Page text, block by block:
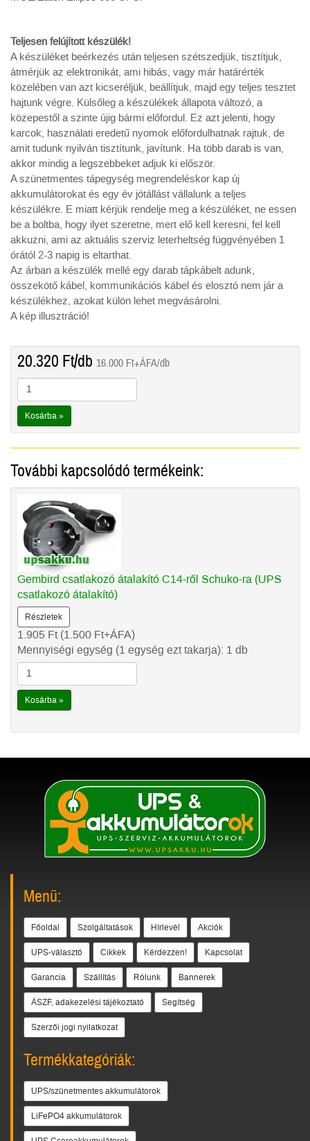
Teljesen felújított készülék!
A készüléket beérkezés után teljesen szétszedjük, tisztítjuk,
átmérjük az elektronikát, ami hibás, vagy már határérték
közelében van azt kicseréljük, beállítjuk, majd egy teljes tesztet
hajtunk végre. Külsőleg a készülékek állapota változó, a
közepestől a szinte újig bármi előfordul. Ez azt jelenti, hogy
karcok, használati eredetű nyomok előfordulhatnak rajtuk, de
amit tudunk nyilván tisztítunk, javítunk. Ha több darab is van,
akkor mindig a legszebbeket adjuk ki először.
A szünetmentes tápegység megrendeléskor kap új
akkumulátorokat és egy év jótállást vállalunk a teljes
készülékre. E miatt kérjük rendelje meg a készüléket, ne essen
be a boltba, hogy ilyet szeretne, mert elő kell keresni, fel kell
akkuzni, ami az aktuális szerviz leterheltség függvényében 1
órától 2-3 napig is eltarthat.
Az árban a készülék mellé egy darab tápkábelt adunk,
összekötő kábel, kommunikációs kábel és elosztó nem jár a
készülékhez, azokat külön lehet megvásárolni.
A kép illusztráció!
20.320 Ft/db 16.000 Ft+ÁFA/db
Kosárba »
További kapcsolódó termékeink:
Gembird csatlakozó átalakító C14-ről Schuko-ra (UPS
csatlakozó átalakító)
Részletek
1.905 Ft(1.500 Ft+ÁFA)
Mennyiségi egység (1 egység ezt takarja): 1 db
Kosárba »
Menü:
Főoldal Szolgáltatások Hírlevél Akciók
UPS-választó Cikkek Kérdezzen! Kapcsolat
Garancia Szállítás Rólunk Bannerek
ÁSZF, adakezelési tájékoztató Segítség
Szerzői jogi nyilatkozat
Termékkategóriák:
UPS/szünetmentes akkumulátorok
LiFePO4 akkumulátorok